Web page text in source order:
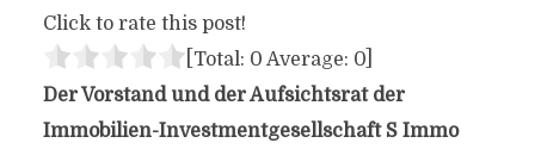
Click to rate this post!
[Total: 0 Average: 0]
Der Vorstand und der Aufsichtsrat der
Immobilien-Investmentgesellschaft S Immo